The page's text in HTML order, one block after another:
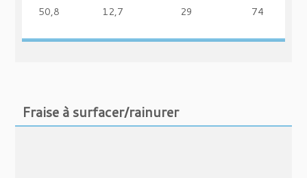
50,8 12,7 29 74
Fraise à surfacer/rainurer